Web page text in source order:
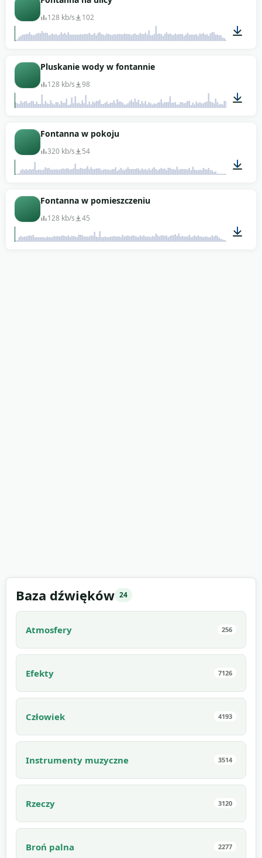
128 kb/s 102
Pluskanie wody w fontannie
128 kb/s 98
Fontanna w pokoju
320 kb/s 54
Fontanna w pomieszczeniu
128 kb/s 45
Baza dźwięków 24
Atmosfery 256
Efekty 7126
Człowiek 4193
Instrumenty muzyczne 3514
Rzeczy 3120
Broń palna 2277